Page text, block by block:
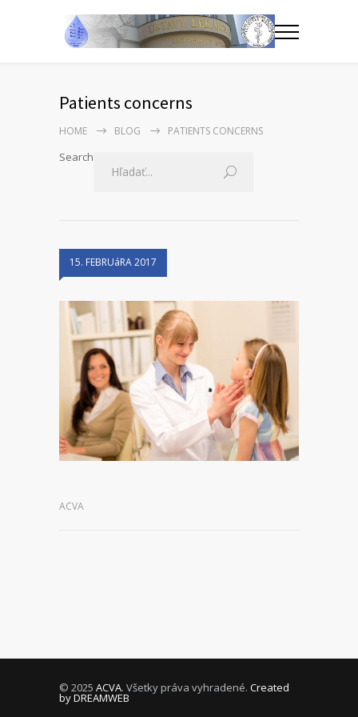
Patients concerns
HOME BLOG PATIENTS CONCERNS
Search
15. FEBRUáRA 2017
ACVA
© 2025 ACVA. Všetky práva vyhradené. Created
by DREAMWEB